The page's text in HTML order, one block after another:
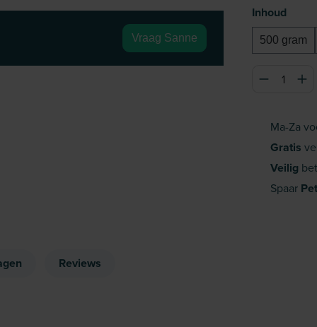
Vraag Sanne
Selecteer
Inhoud
500 gram
Ma-Za
Gratis
Veilig
Spaar
Reviews